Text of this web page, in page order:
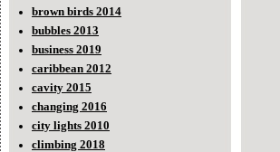
brown birds 2014
bubbles 2013
business 2019
caribbean 2012
cavity 2015
changing 2016
city lights 2010
climbing 2018